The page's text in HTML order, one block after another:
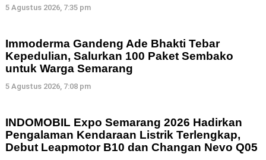
5 Agustus 2026, 7:35 pm
Immoderma Gandeng Ade Bhakti Tebar
Kepedulian, Salurkan 100 Paket Sembako
untuk Warga Semarang
5 Agustus 2026, 7:08 pm
INDOMOBIL Expo Semarang 2026 Hadirkan
Pengalaman Kendaraan Listrik Terlengkap,
Debut Leapmotor B10 dan Changan Nevo Q05